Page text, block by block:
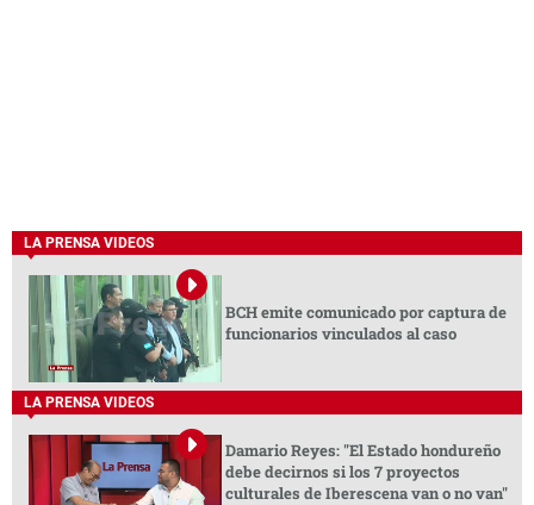
LA PRENSA VIDEOS
BCH emite comunicado por captura de
funcionarios vinculados al caso
LA PRENSA VIDEOS
Damario Reyes: "El Estado hondureño
debe decirnos si los 7 proyectos
culturales de Iberescena van o no van"